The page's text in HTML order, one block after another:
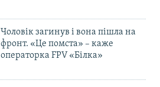
Чоловік загинув і вона пішла на
фронт. «Це помста» – каже
операторка FPV «Білка»